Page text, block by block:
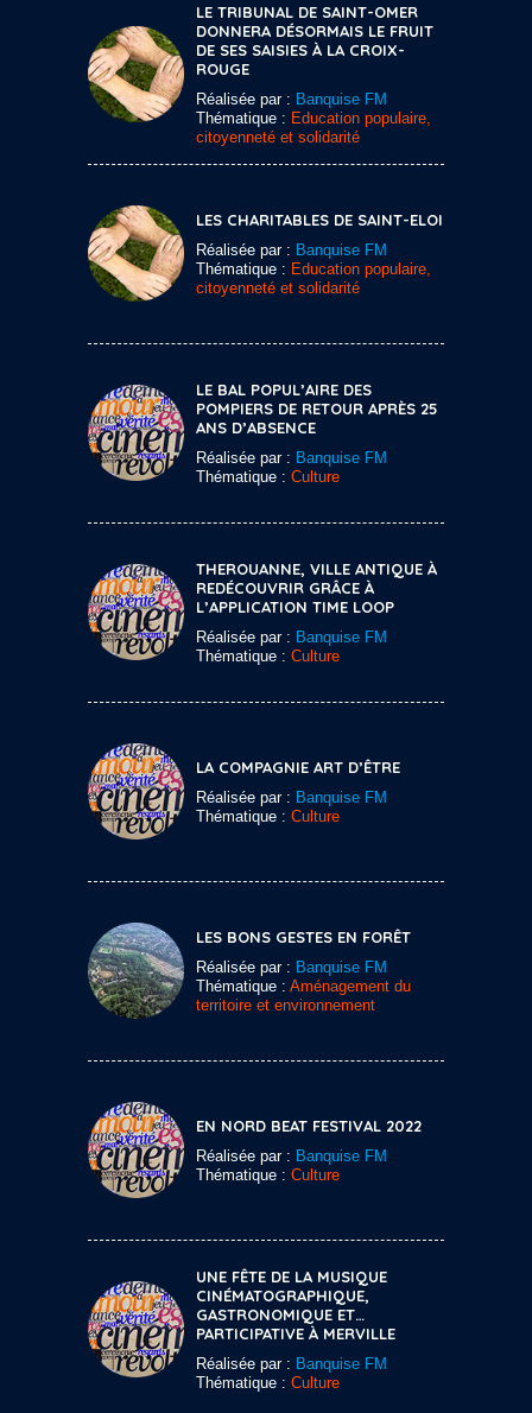
LE TRIBUNAL DE SAINT-OMER
DONNERA DÉSORMAIS LE FRUIT
DE SES SAISIES À LA CROIX-
ROUGE
Réalisée par : Banquise FM
Thématique : Education populaire,
citoyenneté et solidarité
LES CHARITABLES DE SAINT-ELOI
Réalisée par : Banquise FM
Thématique : Education populaire,
citoyenneté et solidarité
LE BAL POPUL’AIRE DES
POMPIERS DE RETOUR APRÈS 25
ANS D’ABSENCE
Réalisée par : Banquise FM
Thématique : Culture
THEROUANNE, VILLE ANTIQUE À
REDÉCOUVRIR GRÂCE À
L’APPLICATION TIME LOOP
Réalisée par : Banquise FM
Thématique : Culture
LA COMPAGNIE ART D’ÊTRE
Réalisée par : Banquise FM
Thématique : Culture
LES BONS GESTES EN FORÊT
Réalisée par : Banquise FM
Thématique : Aménagement du
territoire et environnement
EN NORD BEAT FESTIVAL 2022
Réalisée par : Banquise FM
Thématique : Culture
UNE FÊTE DE LA MUSIQUE
CINÉMATOGRAPHIQUE,
GASTRONOMIQUE ET…
PARTICIPATIVE À MERVILLE
Réalisée par : Banquise FM
Thématique : Culture